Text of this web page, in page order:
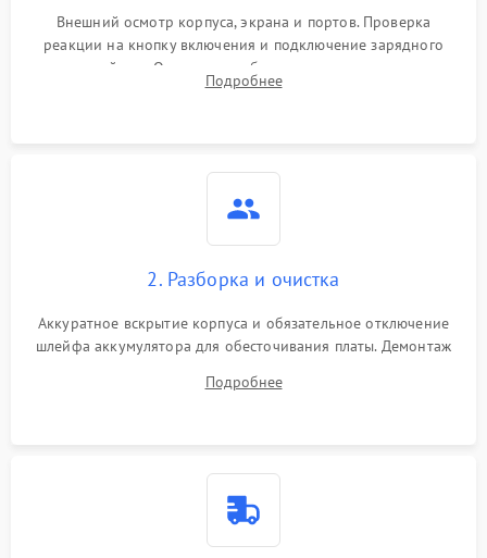
Внешний осмотр корпуса, экрана и портов. Проверка
реакции на кнопку включения и подключение зарядного
устройства. Оценка потребления тока с помощью
лабораторного блока питания для локализации проблемы.
Подробнее
2. Разборка и очистка
Аккуратное вскрытие корпуса и обязательное отключение
шлейфа аккумулятора для обесточивания платы. Демонтаж
высохшей термопасты с кристаллов чипов.
Подробнее